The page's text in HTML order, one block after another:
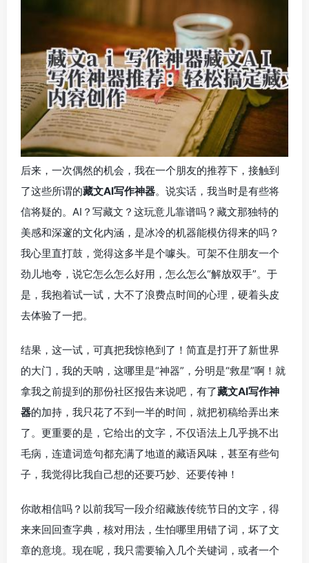
后来，一次偶然的机会，我在一个朋友的推荐下，接触到
了这些所谓的藏文AI写作神器。说实话，我当时是有些将
信将疑的。AI？写藏文？这玩意儿靠谱吗？藏文那独特的
美感和深邃的文化内涵，是冰冷的机器能模仿得来的吗？
我心里直打鼓，觉得这多半是个噱头。可架不住朋友一个
劲儿地夸，说它怎么怎么好用，怎么怎么“解放双手”。于
是，我抱着试一试，大不了浪费点时间的心理，硬着头皮
去体验了一把。
结果，这一试，可真把我惊艳到了！简直是打开了新世界
的大门，我的天呐，这哪里是“神器”，分明是“救星”啊！就
拿我之前提到的那份社区报告来说吧，有了藏文AI写作神
器的加持，我只花了不到一半的时间，就把初稿给弄出来
了。更重要的是，它给出的文字，不仅语法上几乎挑不出
毛病，连遣词造句都充满了地道的藏语风味，甚至有些句
子，我觉得比我自己想的还要巧妙、还要传神！
你敢相信吗？以前我写一段介绍藏族传统节日的文字，得
来来回回查字典，核对用法，生怕哪里用错了词，坏了文
章的意境。现在呢，我只需要输入几个关键词，或者一个